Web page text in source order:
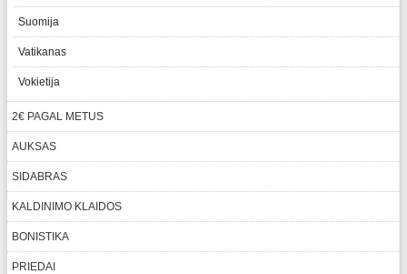
Suomija
Vatikanas
Vokietija
2€ PAGAL METUS
AUKSAS
SIDABRAS
KALDINIMO KLAIDOS
BONISTIKA
PRIEDAI